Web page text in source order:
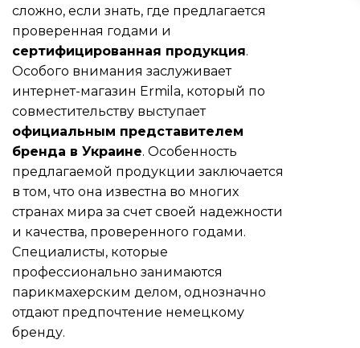
сложно, если знать, где предлагается
проверенная годами и
сертифицированная продукция.
Особого внимания заслуживает
интернет-магазин Ermila, который по
совместительству выступает
официальным представителем
бренда в Украине. Особенность
предлагаемой продукции заключается
в том, что она известна во многих
странах мира за счет своей надежности
и качества, проверенного годами.
Специалисты, которые
профессионально занимаются
парикмахерским делом, однозначно
отдают предпочтение немецкому
бренду.